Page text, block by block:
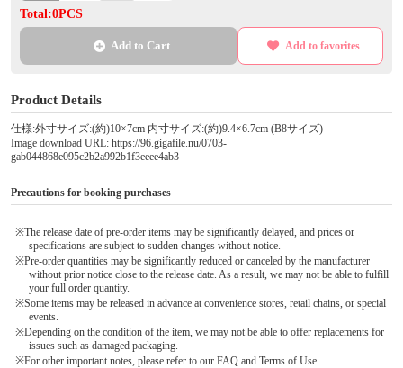
Total:0PCS
Add to Cart Add to favorites
Product Details
仕様:外寸サイズ:(約)10×7cm 内寸サイズ:(約)9.4×6.7cm (B8サイズ)
Image download URL: https://96.gigafile.nu/0703-
gab044868e095c2b2a992b1f3eeee4ab3
Precautions for booking purchases
※The release date of pre-order items may be significantly delayed, and prices or
specifications are subject to sudden changes without notice.
※Pre-order quantities may be significantly reduced or canceled by the manufacturer
without prior notice close to the release date. As a result, we may not be able to fulfill
your full order quantity.
※Some items may be released in advance at convenience stores, retail chains, or special
events.
※Depending on the condition of the item, we may not be able to offer replacements for
issues such as damaged packaging.
※For other important notes, please refer to our FAQ and Terms of Use.